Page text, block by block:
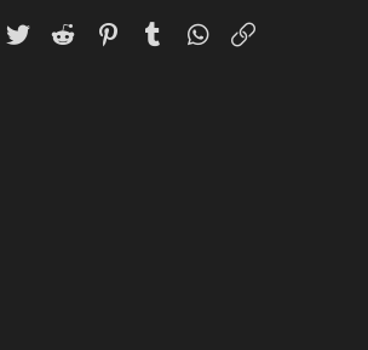
Facebook
Twitter Reddit PinterestTumblrWhatsApp